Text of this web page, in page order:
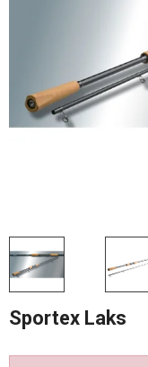
Sportex Laks